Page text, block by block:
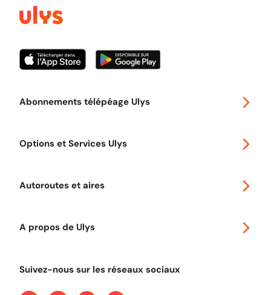
Abonnements télépéage Ulys
Options et Services Ulys
Autoroutes et aires
A propos de Ulys
Suivez-nous sur les réseaux sociaux